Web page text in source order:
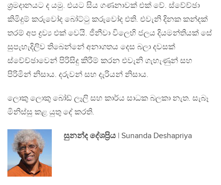
ශ්‍රමදානයට ද යමු. එයට සිය ගණනාවක් එක් වේ. ස්වේච්ඡා
කිමිදුම් කරුවෝද බෝට්ටු කරුවෝද එති. එවැනි දිනක කන්දක්
තරම් අප ද්‍රව්‍ය එක් වෙයි. ජීනීවා විලෙහි ජලය දියමන්තියක් සේ
සුපැහැදිලිව තිබෙන්නේ අනාගතය දෙස බලා දවසක්
ස්වේච්ඡාවෙන් පිරිසිදු කිරීම් කරන එවැනි ගැහැණුන් සහ
පිරිමින් නිසාය. දරුවන් සහ දැරියන් නිසාය.
ලොකු ලොකු බෝඩ් ලෑලි සහ කාර්ය සාධක බලකා නැත. සැබෑ
මිනිස්සු කළ යුතු දේ කරති.
සුනන්ද දේශප්‍රිය | Sunanda Deshapriya